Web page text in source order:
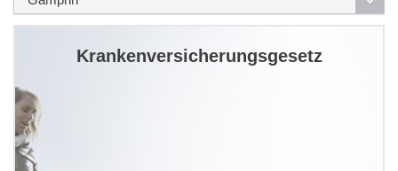
Krankenversicherungsgesetz